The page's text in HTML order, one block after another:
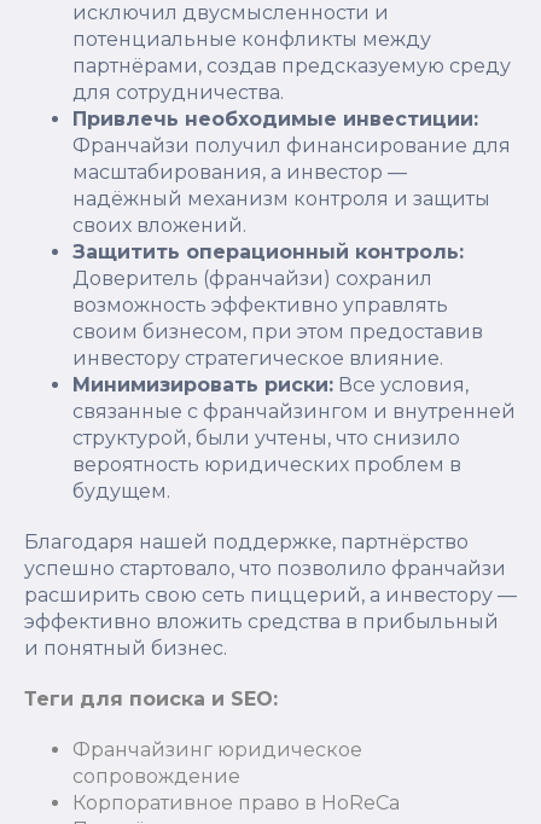
исключил двусмысленности и
потенциальные конфликты между
партнёрами, создав предсказуемую среду
для сотрудничества.
Привлечь необходимые инвестиции:
Франчайзи получил финансирование для
масштабирования, а инвестор —
надёжный механизм контроля и защиты
своих вложений.
Защитить операционный контроль:
Доверитель (франчайзи) сохранил
возможность эффективно управлять
своим бизнесом, при этом предоставив
инвестору стратегическое влияние.
Минимизировать риски: Все условия,
связанные с франчайзингом и внутренней
структурой, были учтены, что снизило
вероятность юридических проблем в
будущем.
Благодаря нашей поддержке, партнёрство
успешно стартовало, что позволило франчайзи
расширить свою сеть пиццерий, а инвестору —
эффективно вложить средства в прибыльный
и понятный бизнес.
Теги для поиска и SEO:
Франчайзинг юридическое
сопровождение
Корпоративное право в HoReCa